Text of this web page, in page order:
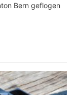
Bern geflogen